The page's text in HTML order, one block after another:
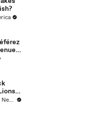
la
Sporting News